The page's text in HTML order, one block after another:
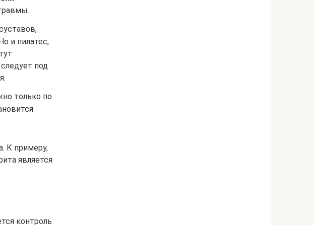
и пилатес,
под
только по
К примеру,
является
контроль